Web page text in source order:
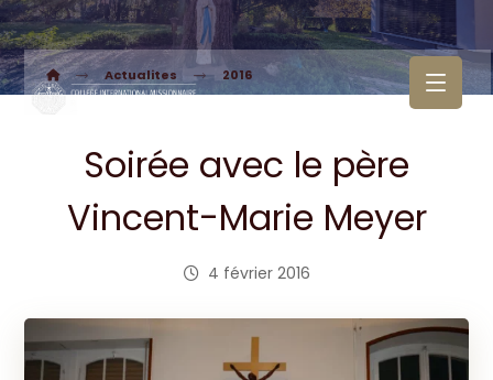
Actualites 2016
Soirée avec le père
Vincent-Marie Meyer
4 février 2016